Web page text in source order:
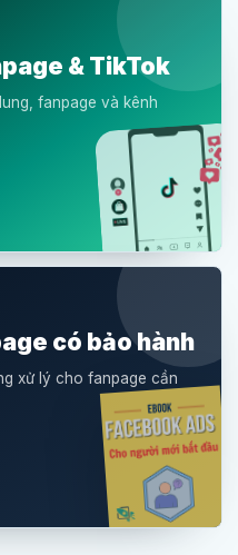
& TikTok
fanpage và kênh
có bảo hành
xử lý cho fanpage cần